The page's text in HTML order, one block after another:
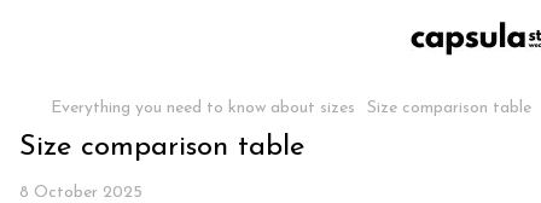
Everything you need to know about sizes Size comparison table
Size comparison table
8 October 2025